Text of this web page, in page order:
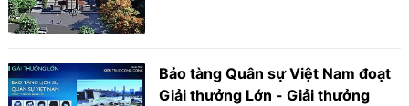
Bảo tàng Quân sự Việt Nam đoạt
Giải thưởng Lớn - Giải thưởng